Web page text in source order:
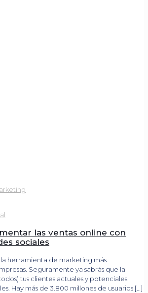
las ventas online con
sociales
la herramienta de marketing más
Seguramente ya sabrás que la
tus clientes actuales y potenciales
Hay más de 3.800 millones de usuarios […]